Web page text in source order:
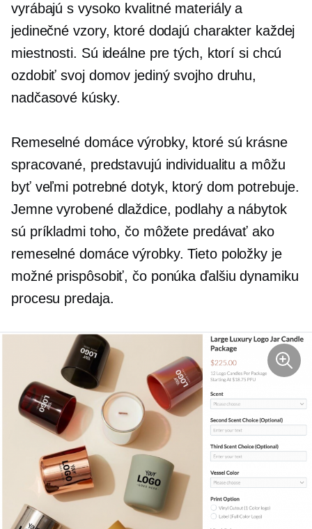
vyrábajú s vysoko kvalitnémateriály a
jedinečné vzory, ktoré dodajú charakter každej
miestnosti. Sú ideálne pre tých, ktorí si chcú
ozdobiť svoj domov jediný svojho druhu,
nadčasové kúsky.
Remeselné domáce výrobky, ktoré sú krásne
spracované, predstavujú individualitu a môžu
byť veľmi potrebné dotyk, ktorý dom potrebuje.
Jemne vyrobené dlaždice, podlahy a nábytok
sú príkladmi toho, čo môžete predávať ako
remeselné domáce výrobky. Tieto položky je
možné prispôsobiť, čo ponúka ďalšiu dynamiku
procesu predaja.